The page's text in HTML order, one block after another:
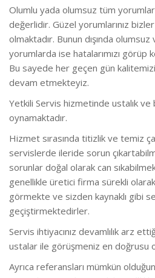
Olumlu yada olumsuz tüm
değerlidir. Güzel yorumlarınız
olmaktadır. Bunun dışında olumsuz
yorumlarda ise hatalarımızı
Bu sayede her geçen gün
devam etmekteyiz.
Yetkili Servis hizmetinde ustalık
oynamaktadır.
Hizmet sırasında titizlik ve temiz
servislerde ileride sorun
sorunlar doğal olarak can
genellikle üretici firma sürekli
görmekte ve sizden kaynaklı gibi
geçiştirmektedirler.
Servis ihtiyacınız devamlılık arz
ustalar ile görüşmeniz en doğrusu
Ayrıca referansları mümkün